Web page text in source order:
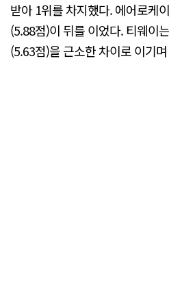
받아 1위를 차지했다. 에어로케
(5.88점)이 뒤를 이었다. 티웨이
(5.63점)을 근소한 차이로 이기